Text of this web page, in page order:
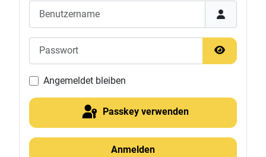
Passwort
Angemeldet bleiben
Passkey verwenden
Anmelden